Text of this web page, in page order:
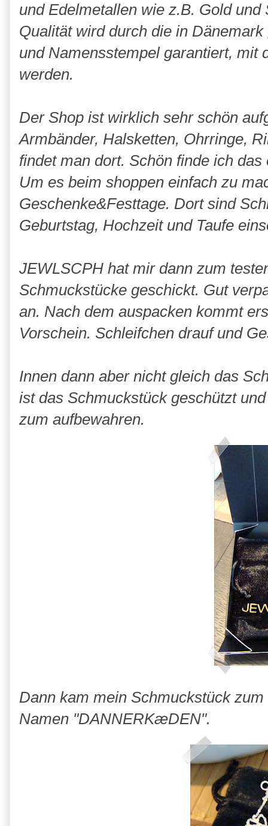
und Edelmetallen wie z.B. Gold
Qualität wird durch die in
und Namensstempel garantiert, mit
werden.
Der Shop ist wirklich sehr schön
Armbänder, Halsketten, Ohrringe,
findet man dort. Schön finde ich
Um es beim shoppen einfach zu
Geschenke&Festtage. Dort sind
Geburtstag, Hochzeit und Taufe
JEWLSCPH hat mir dann zum
Schmuckstücke geschickt. Gut
an. Nach dem auspacken kommt
Vorschein. Schleifchen drauf und
Innen dann aber nicht gleich das
ist das Schmuckstück geschützt
zum aufbewahren.
Dann kam mein Schmuckstück
Namen "DANNERKæDEN".